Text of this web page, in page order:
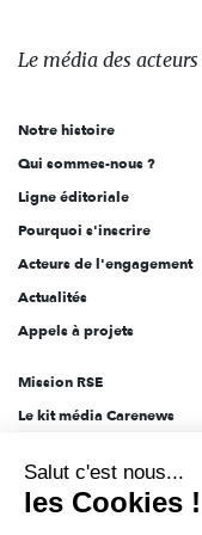
des
l'engagement
Le média des acteurs
Notre histoire
Qui sommes-nous ?
Ligne éditoriale
Pourquoi s'inscrire
Acteurs de l'engagement
Actualités
Appels à projets
Mission RSE
Le kit média Carenews
AEF info
Novethic
Salut c'est nous...
les Cookies !